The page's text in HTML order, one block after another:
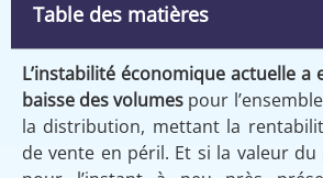
Table des matières
L’instabilité économique actuelle
baisse des volumes pour
la distribution, mettant la
de vente en péril. Et si la valeur